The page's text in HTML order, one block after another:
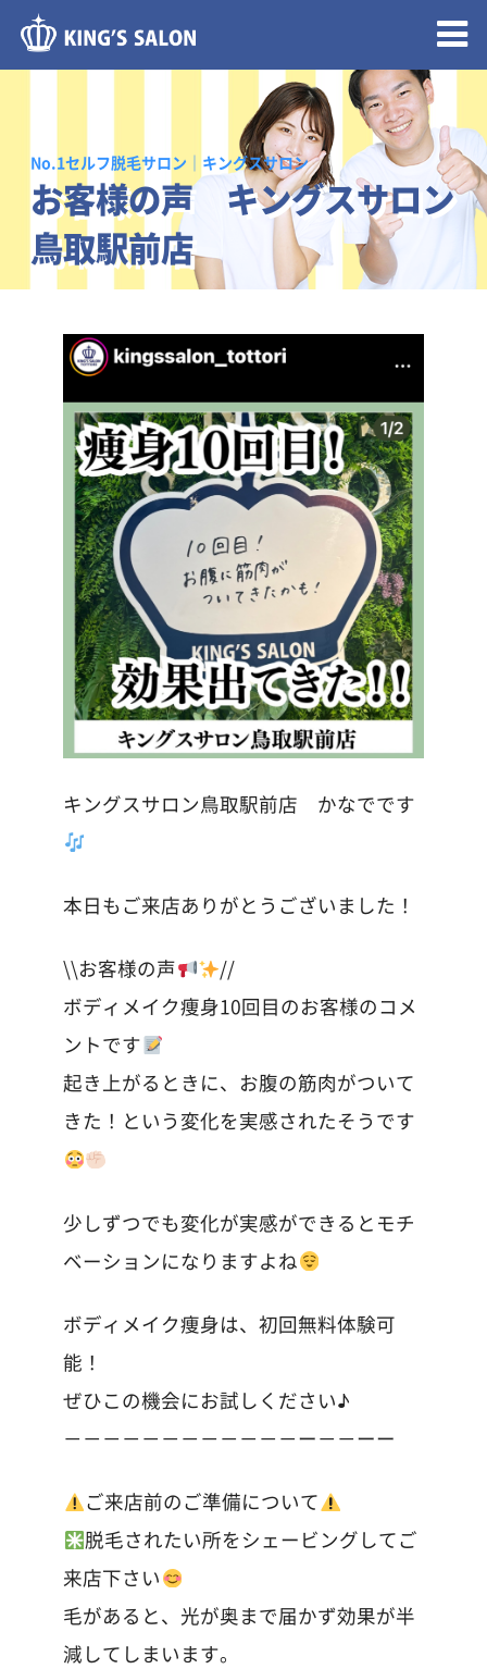
No.1セルフ脱毛サロン｜キングスサロン
お客様の声 キングスサロン
鳥取駅前店
キングスサロン鳥取駅前店 かなでです
本日もご来店ありがとうございました！
\\お客様の声
//
ボディメイク痩身10回目のお客様のコメ
ントです
起き上がるときに、お腹の筋肉がついて
きた！という変化を実感されたそうです
少しずつでも変化が実感ができるとモチ
ベーションになりますよね
ボディメイク痩身は、初回無料体験可
能！
ぜひこの機会にお試しください♪
－－－－－－－－－－－－ー－－ーー
ご来店前のご準備について
脱毛されたい所をシェービングしてご
来店下さい
毛があると、光が奥まで届かず効果が半
減してしまいます。